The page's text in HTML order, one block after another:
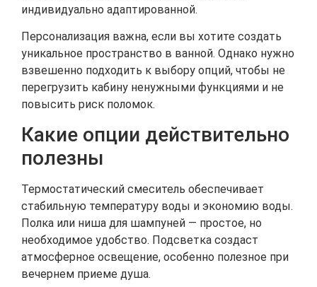
индивидуально адаптированной.
Персонализация важна, если вы хотите создать
уникальное пространство в ванной. Однако нужно
взвешенно подходить к выбору опций, чтобы не
перегрузить кабину ненужными функциями и не
повысить риск поломок.
Какие опции действительно
полезны
Термостатический смеситель обеспечивает
стабильную температуру воды и экономию воды.
Полка или ниша для шампуней — простое, но
необходимое удобство. Подсветка создаст
атмосферное освещение, особенно полезное при
вечернем приеме душа.